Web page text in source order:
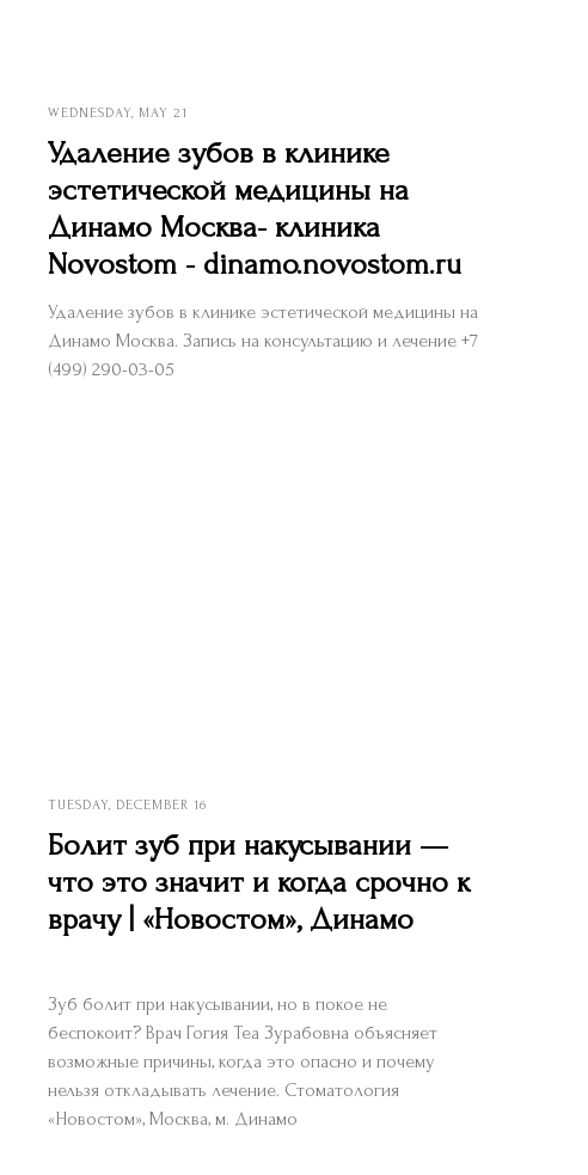
WEDNESDAY, MAY 21
Удаление зубов в клинике
эстетической медицины на
Динамо Москва- клиника
Novostom - dinamo.novostom.ru
Удаление зубов в клинике эстетической медицины на
Динамо Москва. Запись на консультацию и лечение +7
(499) 290-03-05
TUESDAY, DECEMBER 16
Болит зуб при накусывании —
что это значит и когда срочно к
врачу | «Новостом», Динамо
Зуб болит при накусывании, но в покое не
беспокоит? Врач Гогия Теа Зурабовна объясняет
возможные причины, когда это опасно и почему
нельзя откладывать лечение. Стоматология
«Новостом», Москва, м. Динамо